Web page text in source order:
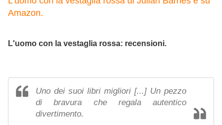
Amazon.
L'uomo con la vestaglia rossa: recensioni.
Uno dei suoi libri migliori [...] Un pezzo
di bravura che regala autentico
divertimento.